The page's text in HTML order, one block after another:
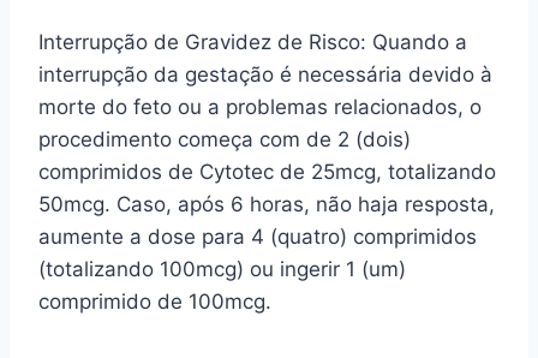
Interrupção de Gravidez de Risco: Quando a
interrupção da gestação é necessária devido à
morte do feto ou a problemas relacionados, o
procedimento começa com de 2 (dois)
comprimidos de Cytotec de 25mcg, totalizando
50mcg. Caso, após 6 horas, não haja resposta,
aumente a dose para 4 (quatro) comprimidos
(totalizando 100mcg) ou ingerir 1 (um)
comprimido de 100mcg.